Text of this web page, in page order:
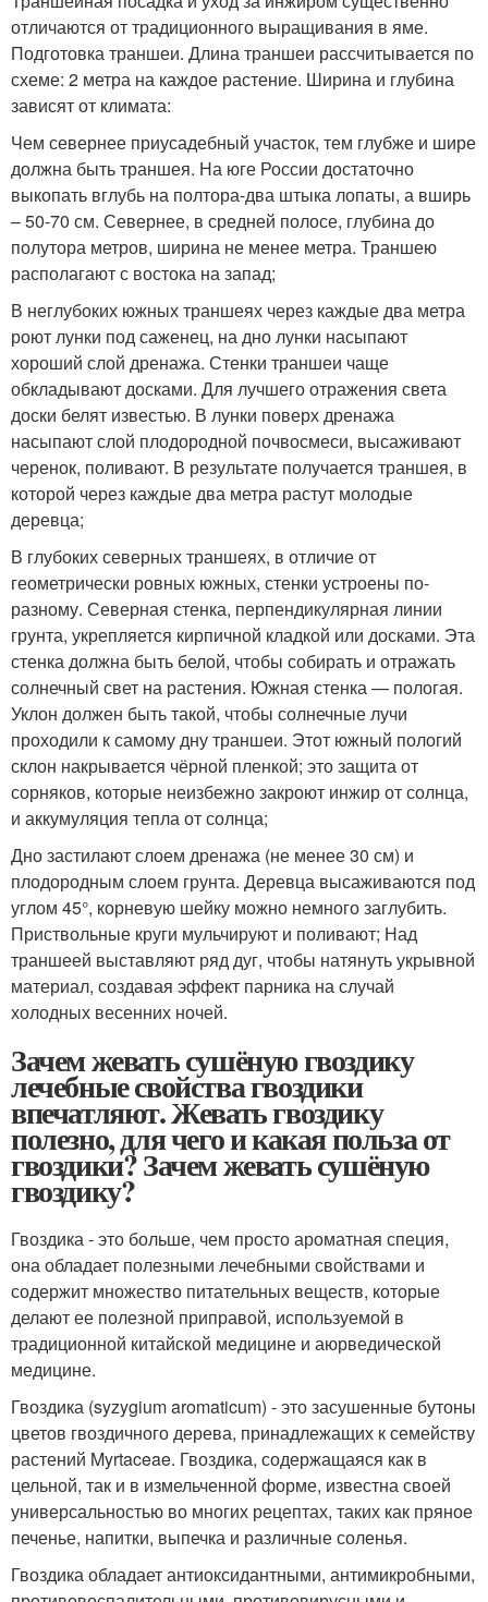
отличаются от традиционного выращивания в яме.
Подготовка траншеи. Длина траншеи рассчитывается по
схеме: 2 метра на каждое растение. Ширина и глубина
зависят от климата:
Чем севернее приусадебный участок, тем глубже и шире
должна быть траншея. На юге России достаточно
выкопать вглубь на полтора-два штыка лопаты, а вширь
– 50-70 см. Севернее, в средней полосе, глубина до
полутора метров, ширина не менее метра. Траншею
располагают с востока на запад;
В неглубоких южных траншеях через каждые два метра
роют лунки под саженец, на дно лунки насыпают
хороший слой дренажа. Стенки траншеи чаще
обкладывают досками. Для лучшего отражения света
доски белят известью. В лунки поверх дренажа
насыпают слой плодородной почвосмеси, высаживают
черенок, поливают. В результате получается траншея, в
которой через каждые два метра растут молодые
деревца;
В глубоких северных траншеях, в отличие от
геометрически ровных южных, стенки устроены по-
разному. Северная стенка, перпендикулярная линии
грунта, укрепляется кирпичной кладкой или досками. Эта
стенка должна быть белой, чтобы собирать и отражать
солнечный свет на растения. Южная стенка — пологая.
Уклон должен быть такой, чтобы солнечные лучи
проходили к самому дну траншеи. Этот южный пологий
склон накрывается чёрной пленкой; это защита от
сорняков, которые неизбежно закроют инжир от солнца,
и аккумуляция тепла от солнца;
Дно застилают слоем дренажа (не менее 30 см) и
плодородным слоем грунта. Деревца высаживаются под
углом 45°, корневую шейку можно немного заглубить.
Приствольные круги мульчируют и поливают; Над
траншеей выставляют ряд дуг, чтобы натянуть укрывной
материал, создавая эффект парника на случай
холодных весенних ночей.
Зачем жевать сушёную гвоздику
лечебные свойства гвоздики
впечатляют. Жевать гвоздику
полезно, для чего и какая польза от
гвоздики? Зачем жевать сушёную
гвоздику?
Гвоздика - это больше, чем просто ароматная специя,
она обладает полезными лечебными свойствами и
содержит множество питательных веществ, которые
делают ее полезной приправой, используемой в
традиционной китайской медицине и аюрведической
медицине.
Гвоздика (syzygium aromaticum) - это засушенные бутоны
цветов гвоздичного дерева, принадлежащих к семейству
растений Myrtaceae. Гвоздика, содержащаяся как в
цельной, так и в измельченной форме, известна своей
универсальностью во многих рецептах, таких как пряное
печенье, напитки, выпечка и различные соленья.
Гвоздика обладает антиоксидантными, антимикробными,